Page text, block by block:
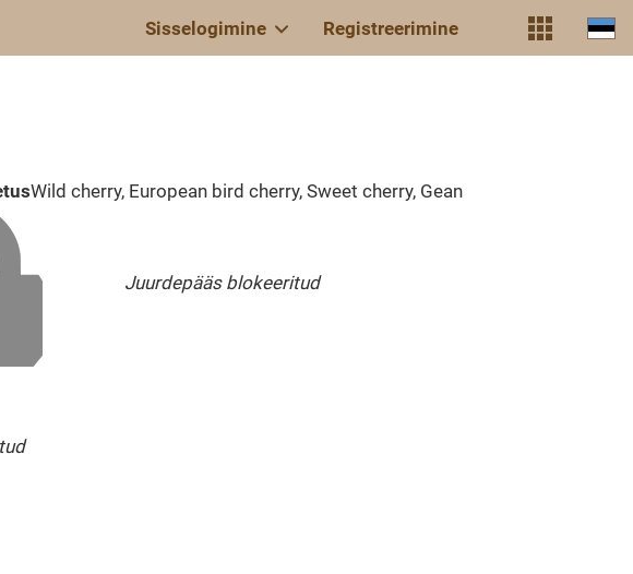
Sisselogimine Registreerimine
Wild cherry, European bird cherry, Sweet cherry, Gean
Juurdepääs blokeeritud